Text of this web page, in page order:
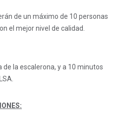
de un máximo de 10 personas
el mejor nivel de calidad.
de la escalerona, y a 10 minutos